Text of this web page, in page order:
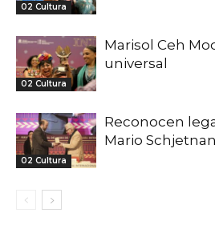
02 Cultura
02 Cultura
Marisol Ceh
universal
02 Cultura
Reconocen
Mario Schjetnan